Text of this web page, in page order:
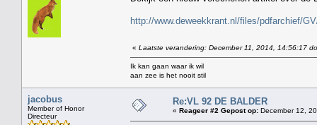
http://www.deweekkrant.nl/files/pdfarchief/
« Laatste verandering: December 11, 2014, 14:56:17
Ik kan gaan waar ik wil
aan zee is het nooit stil
jacobus
Member of Honor
Directeur
Re:VL 92 DE BALDER
« Reageer #2 Gepost op: December 12,